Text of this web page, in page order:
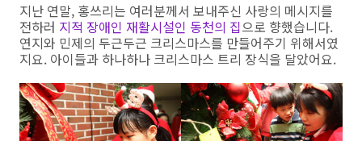
지난 연말, 홍쓰리는 여러분께서 보내주신 사랑의 메시지를
전하러 지적 장애인 재활시설인 동천의 집으로 향했습니다.
연지와 민제의 두근두근 크리스마스를 만들어주기 위해서였
지요. 아이들과 하나하나 크리스마스 트리 장식을 달았어요.